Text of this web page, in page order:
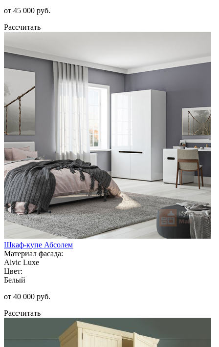
от 45 000 руб.
Рассчитать
Шкаф-купе Абсолем
Материал фасада:
Alvic Luxe
Цвет:
Белый
от 40 000 руб.
Рассчитать